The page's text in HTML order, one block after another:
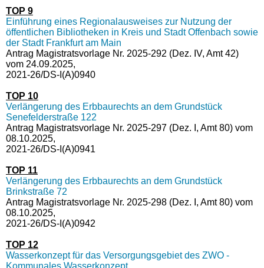
TOP 9
Einführung eines Regionalausweises zur Nutzung der
öffentlichen Bibliotheken in Kreis und Stadt Offenbach sowie
der Stadt Frankfurt am Main
Antrag Magistratsvorlage Nr. 2025-292 (Dez. IV, Amt 42)
vom 24.09.2025,
2021-26/DS-I(A)0940
TOP 10
Verlängerung des Erbbaurechts an dem Grundstück
Senefelderstraße 122
Antrag Magistratsvorlage Nr. 2025-297 (Dez. I, Amt 80) vom
08.10.2025,
2021-26/DS-I(A)0941
TOP 11
Verlängerung des Erbbaurechts an dem Grundstück
Brinkstraße 72
Antrag Magistratsvorlage Nr. 2025-298 (Dez. I, Amt 80) vom
08.10.2025,
2021-26/DS-I(A)0942
TOP 12
Wasserkonzept für das Versorgungsgebiet des ZWO -
Kommunales Wasserkonzept